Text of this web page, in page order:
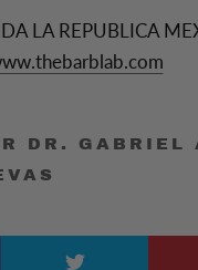
LA REPUBLICA
DR. GABRIEL